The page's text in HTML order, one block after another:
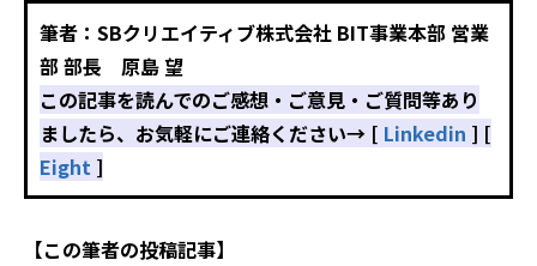
筆者：SBクリエイティブ株式会社 BIT事業本部 営業
部 部長 原島 望
この記事を読んでのご感想・ご意見・ご質問等あり
ましたら、お気軽にご連絡ください→ [ Linkedin ] [
Eight ]
【この筆者の投稿記事】